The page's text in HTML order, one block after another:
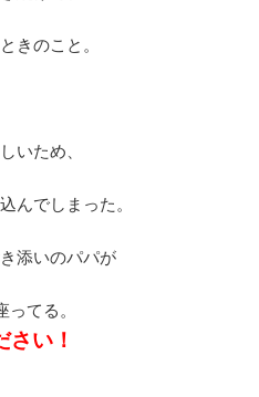
きのこと。
いため、
んでしまった。
添いのパパが
てる。
い！